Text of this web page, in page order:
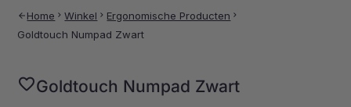
arrow_back Home chevron_rightWinkel chevron_right Ergonomische Producten chevron_right
Goldtouch Numpad Zwart
favoriteGoldtouch Numpad Zwart